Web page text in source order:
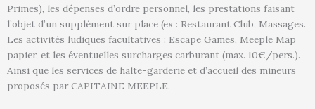
Primes), les dépenses d’ordre personnel, les prestations faisant
l’objet d’un supplément sur place (ex : Restaurant Club, Massages.
Les activités ludiques facultatives : Escape Games, Meeple Map
papier, et les éventuelles surcharges carburant (max. 10€/pers.).
Ainsi que les services de halte-garderie et d’accueil des mineurs
proposés par CAPITAINE MEEPLE.